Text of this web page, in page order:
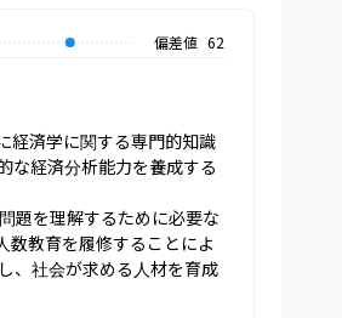
偏差値 62
経済学に関する専門的知識
な経済分析能力を養成する
題を理解するために必要な
数教育を履修することによ
、社会が求める人材を育成